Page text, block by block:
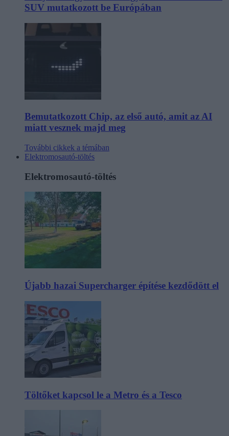
SUV mutatkozott be Európában
Bemutatkozott Chip, az első autó, amit az AI
miatt vesznek majd meg
További cikkek a témában
Elektromosautó-töltés
Elektromosautó-töltés
Újabb hazai Supercharger építése kezdődött el
Töltőket kapcsol le a Metro és a Tesco